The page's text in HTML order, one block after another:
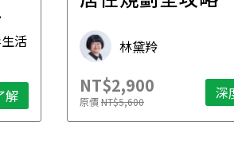
活
解
林黛羚
NT$2,900
原價NT$5,600 深